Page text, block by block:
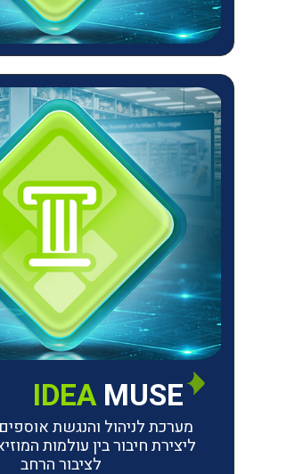
IDEAMUSE
מערכת לניהול והנגשת
ליצירת חיבור בין עולמות
לציבור הרחב